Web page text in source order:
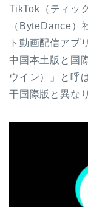
TikTok（ティッ
（ByteDance）
ト動画配信アプ
中国本土版と国
ウイン）」と呼
干国際版と異な